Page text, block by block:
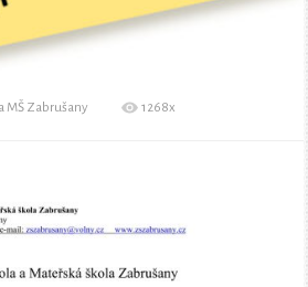
MŠ Zabrušany 1268x